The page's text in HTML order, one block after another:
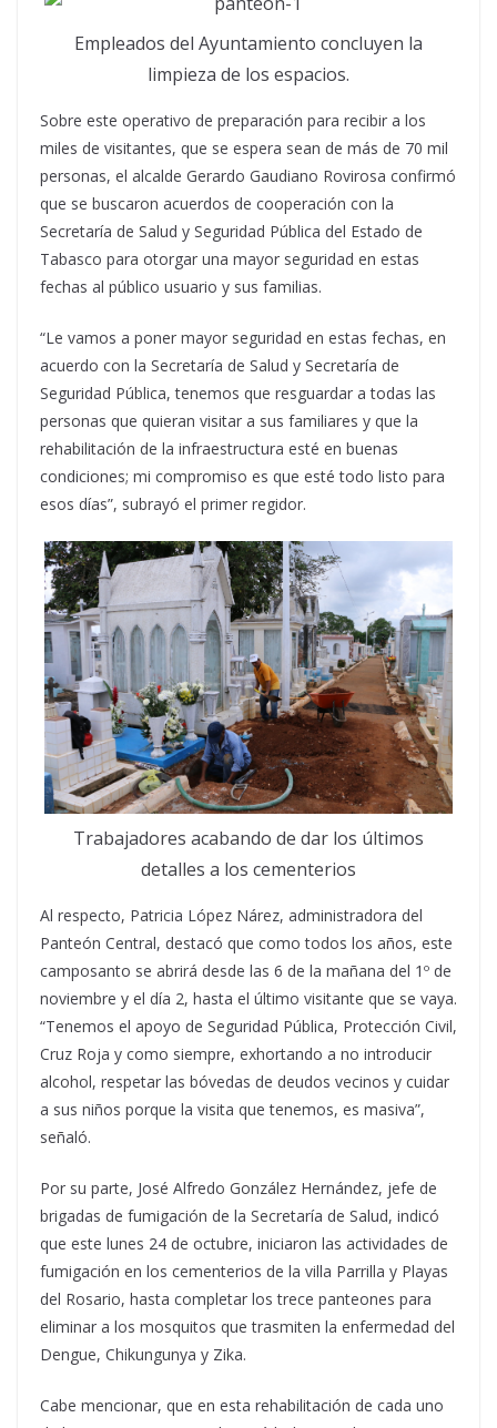
Empleados del Ayuntamiento concluyen la
limpieza de los espacios.
Sobre este operativo de preparación para recibir a los
miles de visitantes, que se espera sean de más de 70 mil
personas, el alcalde Gerardo Gaudiano Rovirosa confirmó
que se buscaron acuerdos de cooperación con la
Secretaría de Salud y Seguridad Pública del Estado de
Tabasco para otorgar una mayor seguridad en estas
fechas al público usuario y sus familias.
“Le vamos a poner mayor seguridad en estas fechas, en
acuerdo con la Secretaría de Salud y Secretaría de
Seguridad Pública, tenemos que resguardar a todas las
personas que quieran visitar a sus familiares y que la
rehabilitación de la infraestructura esté en buenas
condiciones; mi compromiso es que esté todo listo para
esos días”, subrayó el primer regidor.
Trabajadores acabando de dar los últimos
detalles a los cementerios
Al respecto, Patricia López Nárez, administradora del
Panteón Central, destacó que como todos los años, este
camposanto se abrirá desde las 6 de la mañana del 1º de
noviembre y el día 2, hasta el último visitante que se vaya.
“Tenemos el apoyo de Seguridad Pública, Protección Civil,
Cruz Roja y como siempre, exhortando a no introducir
alcohol, respetar las bóvedas de deudos vecinos y cuidar
a sus niños porque la visita que tenemos, es masiva”,
señaló.
Por su parte, José Alfredo González Hernández, jefe de
brigadas de fumigación de la Secretaría de Salud, indicó
que este lunes 24 de octubre, iniciaron las actividades de
fumigación en los cementerios de la villa Parrilla y Playas
del Rosario, hasta completar los trece panteones para
eliminar a los mosquitos que trasmiten la enfermedad del
Dengue, Chikungunya y Zika.
Cabe mencionar, que en esta rehabilitación de cada uno